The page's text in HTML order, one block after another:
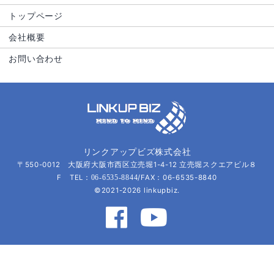
トップページ
会社概要
お問い合わせ
リンクアップビズ株式会社
〒550-0012 大阪府大阪市西区立売堀1-4-12 立売堀スクエアビル８
F TEL： 06-6535-8844/FAX：06-6535-8840
©2021-2026 linkupbiz.